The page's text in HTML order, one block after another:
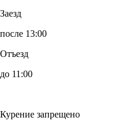
Заезд
после 13:00
Отъезд
до 11:00
Курение запрещено